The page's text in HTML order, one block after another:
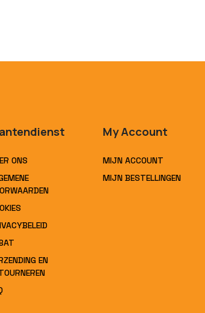
ONS
EN
My Account
MIJN ACCOUNT
MIJN BESTELLINGEN